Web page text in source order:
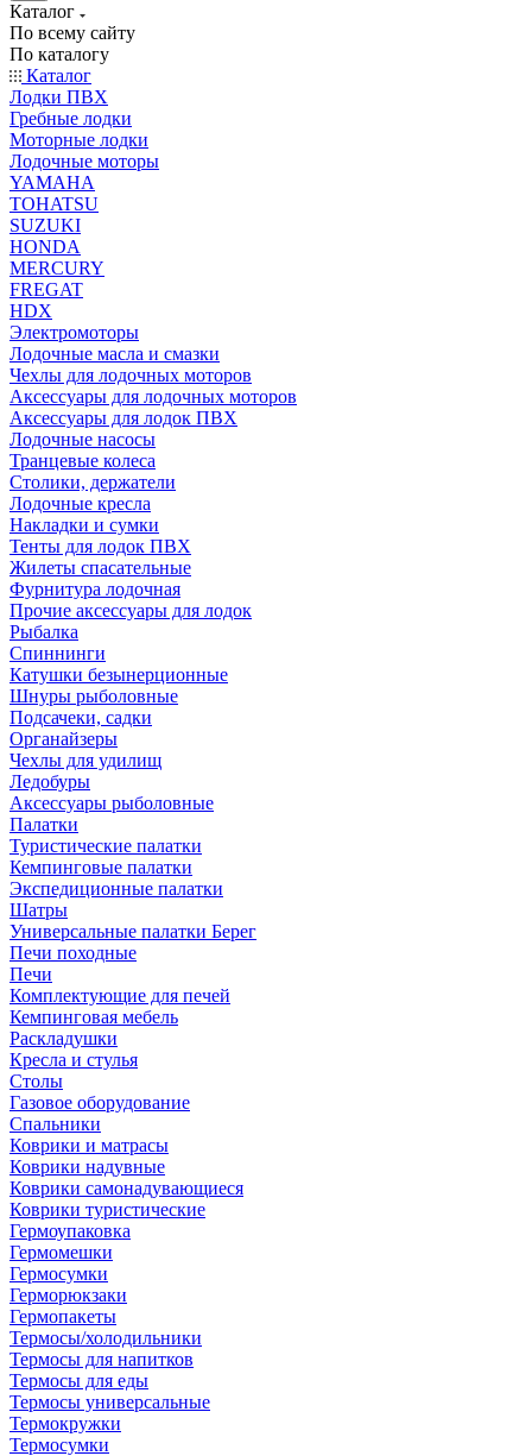
Каталог
По всему сайту
По каталогу
Каталог
Лодки ПВХ
Гребные лодки
Моторные лодки
Лодочные моторы
YAMAHA
TOHATSU
SUZUKI
HONDA
MERCURY
FREGAT
HDX
Электромоторы
Лодочные масла и смазки
Чехлы для лодочных моторов
Аксессуары для лодочных моторов
Аксессуары для лодок ПВХ
Лодочные насосы
Транцевые колеса
Столики, держатели
Лодочные кресла
Накладки и сумки
Тенты для лодок ПВХ
Жилеты спасательные
Фурнитура лодочная
Прочие аксессуары для лодок
Рыбалка
Спиннинги
Катушки безынерционные
Шнуры рыболовные
Подсачеки, садки
Органайзеры
Чехлы для удилищ
Ледобуры
Аксессуары рыболовные
Палатки
Туристические палатки
Кемпинговые палатки
Экспедиционные палатки
Шатры
Универсальные палатки Берег
Печи походные
Печи
Комплектующие для печей
Кемпинговая мебель
Раскладушки
Кресла и стулья
Столы
Газовое оборудование
Спальники
Коврики и матрасы
Коврики надувные
Коврики самонадувающиеся
Коврики туристические
Гермоупаковка
Гермомешки
Гермосумки
Герморюкзаки
Гермопакеты
Термосы/холодильники
Термосы для напитков
Термосы для еды
Термосы универсальные
Термокружки
Термосумки